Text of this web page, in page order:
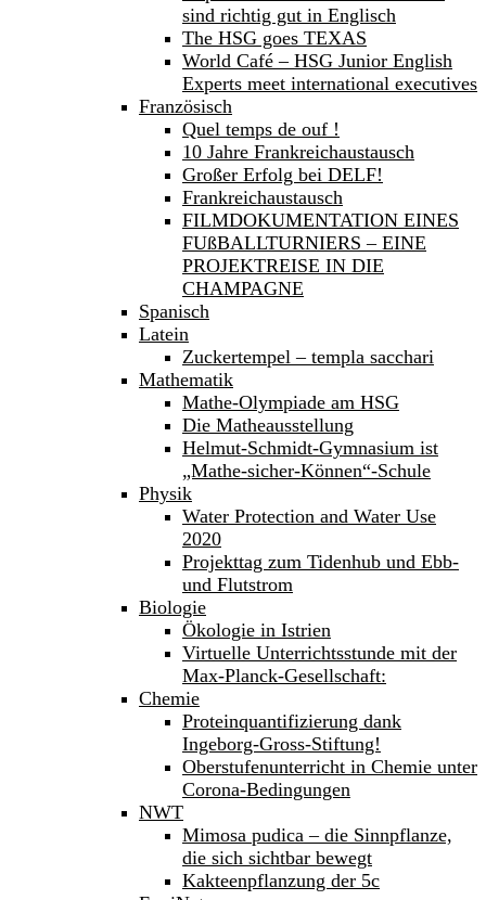
sind richtig gut in Englisch
The HSG goes TEXAS
World Café – HSG Junior English
Experts meet international executives
Französisch
Quel temps de ouf !
10 Jahre Frankreichaustausch
Großer Erfolg bei DELF!
Frankreichaustausch
FILMDOKUMENTATION EINES
FUßBALLTURNIERS – EINE
PROJEKTREISE IN DIE
CHAMPAGNE
Spanisch
Latein
Zuckertempel – templa sacchari
Mathematik
Mathe-Olympiade am HSG
Die Matheausstellung
Helmut-Schmidt-Gymnasium ist
„Mathe-sicher-Können“-Schule
Physik
Water Protection and Water Use
2020
Projekttag zum Tidenhub und Ebb-
und Flutstrom
Biologie
Ökologie in Istrien
Virtuelle Unterrichtsstunde mit der
Max-Planck-Gesellschaft:
Chemie
Proteinquantifizierung dank
Ingeborg-Gross-Stiftung!
Oberstufenunterricht in Chemie unter
Corona-Bedingungen
NWT
Mimosa pudica – die Sinnpflanze,
die sich sichtbar bewegt
Kakteenpflanzung der 5c